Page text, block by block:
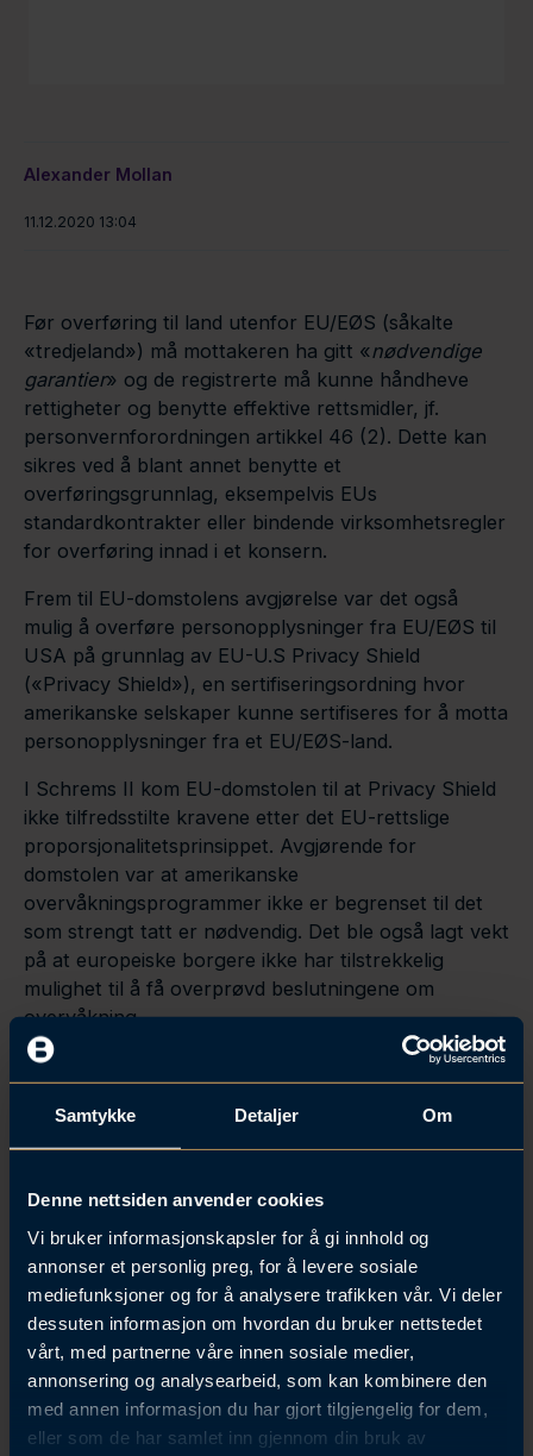
Samtykke Detaljer Om
Denne nettsiden anvender cookies
Vi bruker informasjonskapsler for å gi innhold og
annonser et personlig preg, for å levere sosiale
mediefunksjoner og for å analysere trafikken vår. Vi deler
dessuten informasjon om hvordan du bruker nettstedet
vårt, med partnerne våre innen sosiale medier,
annonsering og analysearbeid, som kan kombinere den
med annen informasjon du har gjort tilgjengelig for dem,
eller som de har samlet inn gjennom din bruk av
Alexander Mollan
11.12.2020 13:04
Før overføring til land utenfor EU/EØS (såkalte
«tredjeland») må mottakeren ha gitt «nødvendige
garantier» og de registrerte må kunne håndheve
rettigheter og benytte effektive rettsmidler, jf.
personvernforordningen artikkel 46 (2). Dette kan
sikres ved å blant annet benytte et
overføringsgrunnlag, eksempelvis EUs
standardkontrakter eller bindende virksomhetsregler
for overføring innad i et konsern.
Frem til EU-domstolens avgjørelse var det også
mulig å overføre personopplysninger fra EU/EØS til
USA på grunnlag av EU-U.S Privacy Shield
(«Privacy Shield»), en sertifiseringsordning hvor
amerikanske selskaper kunne sertifiseres for å motta
personopplysninger fra et EU/EØS-land.
I Schrems II kom EU-domstolen til at Privacy Shield
ikke tilfredsstilte kravene etter det EU-rettslige
proporsjonalitetsprinsippet. Avgjørende for
domstolen var at amerikanske
overvåkningsprogrammer ikke er begrenset til det
som strengt tatt er nødvendig. Det ble også lagt vekt
på at europeiske borgere ikke har tilstrekkelig
mulighet til å få overprøvd beslutningene om
overvåkning.
EU-domstolen fant at EUs standardkontrakter
at opplysningene kan gis et beskyttelsesnivå i
mottakerlandet som i hovedsak tilsvarer det som
personvernforordningen. Domstolen presiserte at
plikten til å vurdere mottakerlandets
beskyttelsesnivå ikke er begrenset til EUs
standardkontrakter, men gjelder for alle
overføringsgrunnlag.
Den som overfører personvernopplysninger må
sjekke, vurdere og evt. iverksette tiltak
I lys av dommen må den som allerede overfører eller